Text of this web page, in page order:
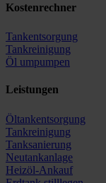
Kostenrechner
Tankentsorgung
Tankreinigung
Öl umpumpen
Leistungen
Öltankentsorgung
Tankreinigung
Tanksanierung
Neutankanlage
Heizöl-Ankauf